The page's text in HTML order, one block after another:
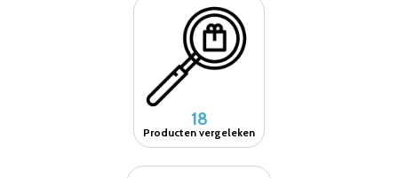
18
Producten vergeleken